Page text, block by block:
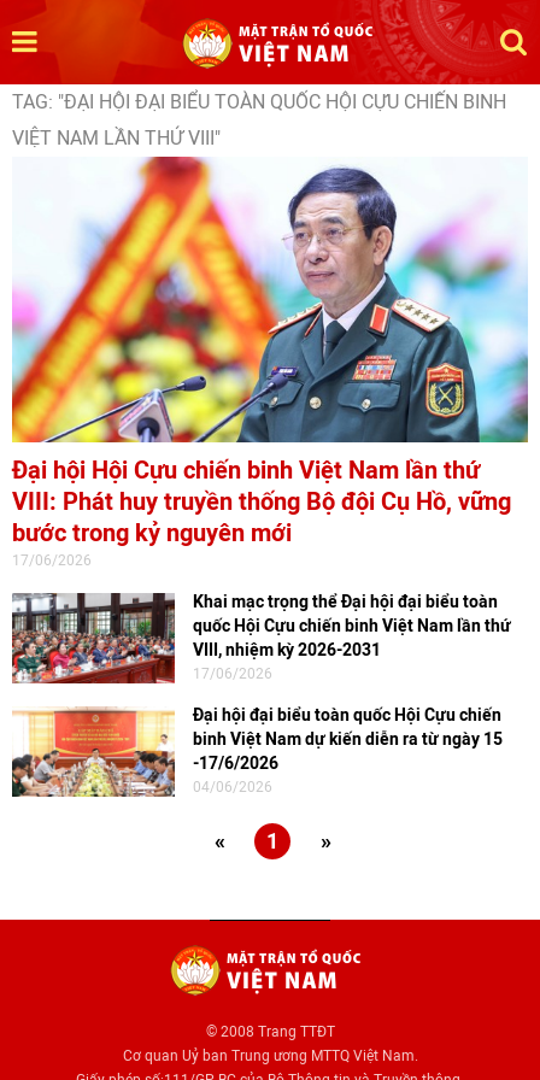
TAG: "ĐẠI HỘI ĐẠI BIỂU TOÀN QUỐC HỘI CỰU CHIẾN BINH
VIỆT NAM LẦN THỨ VIII"
Đại hội Hội Cựu chiến binh Việt Nam lần thứ
VIII: Phát huy truyền thống Bộ đội Cụ Hồ, vững
bước trong kỷ nguyên mới
17/06/2026
Khai mạc trọng thể Đại hội đại biểu toàn
quốc Hội Cựu chiến binh Việt Nam lần thứ
VIII, nhiệm kỳ 2026-2031
17/06/2026
Đại hội đại biểu toàn quốc Hội Cựu chiến
binh Việt Nam dự kiến diễn ra từ ngày 15
-17/6/2026
04/06/2026
« 1 »
© 2008 Trang TTĐT
Cơ quan Uỷ ban Trung ương MTTQ Việt Nam.